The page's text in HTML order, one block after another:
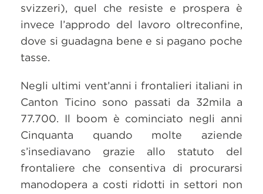
svizzeri), quel che resiste e prospera è
invece l’approdo del lavoro oltreconfine,
dove si guadagna bene e si pagano poche
tasse.
Negli ultimi vent’anni i frontalieri italiani in
Canton Ticino sono passati da 32mila a
77.700. Il boom è cominciato negli anni
Cinquanta quando molte aziende
s’insediavano grazie allo statuto del
frontaliere che consentiva di procurarsi
manodopera a costi ridotti in settori non